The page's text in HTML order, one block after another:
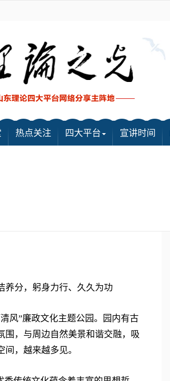
热点关注 四大平台 宣讲时间
分，躬身力行、久久为功
”廉政文化主题公园。园内有古
围，与周边自然美景和谐交融，吸
，越来越多见。